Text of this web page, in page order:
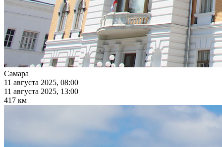
Самара
11 августа 2025, 08:00
11 августа 2025, 13:00
417 км